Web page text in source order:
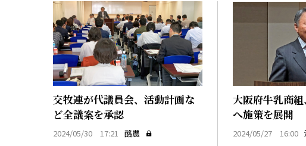
交牧連が代議員会、活動計画な
ど全議案を承認
2024/05/30 17:21
酪農
大阪府牛乳商
へ施策を展開
2024/05/27 16:00